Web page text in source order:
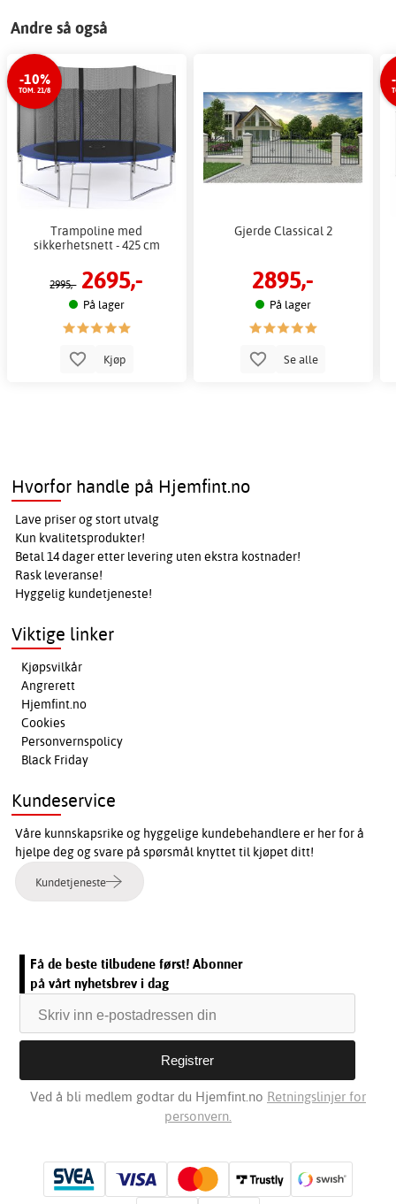
Andre så også
-10%
TOM. 21/8
Trampoline med
sikkerhetsnett - 425 cm
2995,- 2695,-
På lager
Kjøp
Gjerde Classical 2
2895,-
På lager
Se alle
Hvorfor handle på Hjemfint.no
Lave priser og stort utvalg
Kun kvalitetsprodukter!
Betal 14 dager etter levering uten ekstra kostnader!
Rask leveranse!
Hyggelig kundetjeneste!
Viktige linker
Kjøpsvilkår
Angrerett
Hjemfint.no
Cookies
Personvernspolicy
Black Friday
Kundeservice
Våre kunnskapsrike og hyggelige kundebehandlere er her for å
hjelpe deg og svare på spørsmål knyttet til kjøpet ditt!
Kundetjeneste
Få de beste tilbudene først! Abonner
på vårt nyhetsbrev i dag
Ved å bli medlem godtar du Hjemfint.no Retningslinjer for
personvern.